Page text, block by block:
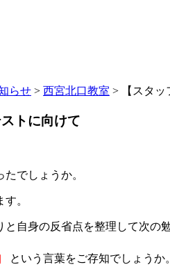
らせ > 西宮北口教室 > 【スタ
トに向けて
でしょうか。
。
自身の反省点を整理して次の
という言葉をご存知でしょうか。